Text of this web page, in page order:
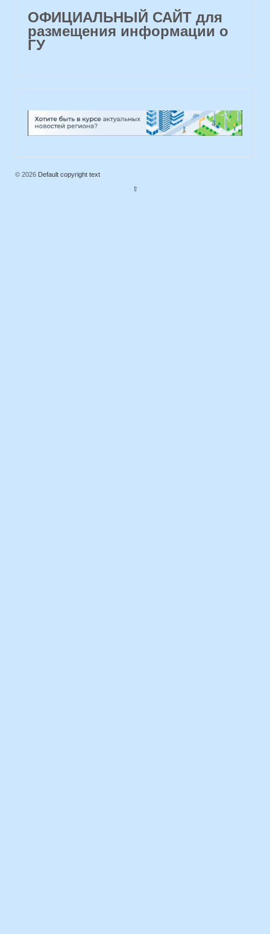
ОФИЦИАЛЬНЫЙ САЙТ для
размещения информации о
ГУ
© 2026 Default copyright text
⇧